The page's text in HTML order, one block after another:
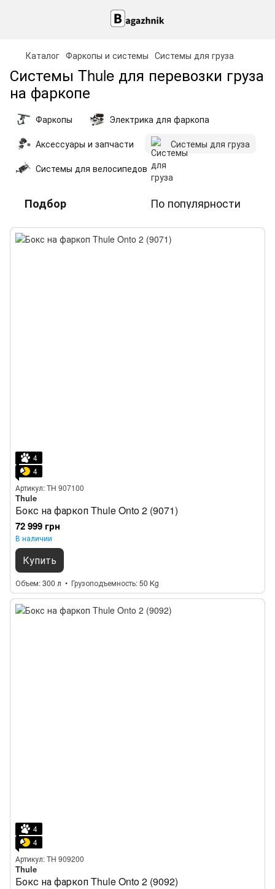
Каталог Фаркопы и системы Системы для груза
Системы Thule для перевозки груза
на фаркопе
Фаркопы
Электрика для фаркопа
Аксессуары и запчасти
Системы для груза
Системы для велосипедов
Подбор По популярности
4
4
Артикул: TH 907100
Thule
Бокс на фаркоп Thule Onto 2 (9071)
72 999 грн
В наличии
Купить
Объем 300 л Грузоподъемность 50 Kg
4
4
Артикул: TH 909200
Thule
Бокс на фаркоп Thule Onto 2 (9092)